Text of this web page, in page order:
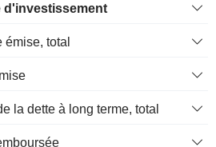
d'investissement
émise, total
la dette à long terme, total